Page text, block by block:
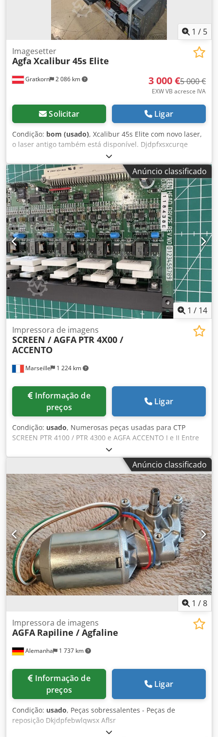
1 / 5
Gratkorn 2 086 km
Imagesetter
Agfa Xcalibur 45s Elite
3 000 €5 000 €
EXW VB acresce IVA
Solicitar Ligar
Condição: bom (usado), Xcalibur 45s Elite com novo laser,
o laser antigo também está disponível. Djdpfxsxcurqe
Anúncio classificado
1 / 14
Marseille 1 224 km
Impressora de imagens
SCREEN / AGFA PTR 4X00 /
ACCENTO
preços
Ligar
Condição: usado, Numerosas peças usadas para CTP
SCREEN PTR 4100 / PTR 4300 e AGFA ACCENTO I e II Entre
em contato conosco para preços e disponibilidade
Expedição segura em todo o mundo via UPS Djdpfx Afjy
Anúncio classificado
1 /8
Alemanha 1 737 km
Impressora de imagens
AGFA Rapiline / Agfaline
preços
Ligar
Condição: usado, Peças sobressalentes - Peças de
reposição Dkjdpfebwlqwsx Aflsr